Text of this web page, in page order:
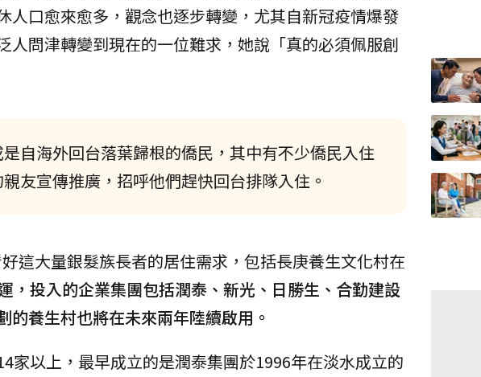
人口愈來愈多，觀念也逐步轉變，尤其自新冠疫情爆發
人問津轉變到現在的一位難求，她說「真的必須佩服創
自海外回台落葉歸根的僑民，其中有不少僑民入住
友宣傳推廣，招呼他們趕快回台排隊入住。
好這大量銀髮族長者的居住需求，包括長庚養生文化村在
，投入的企業集團包括潤泰、新光、日勝生、合勤建設
養生村也將在未來兩年陸續啟用。
家以上，最早成立的是潤泰集團於1996年在淡水成立的